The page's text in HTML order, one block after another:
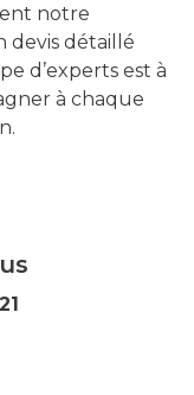
notre
devis détaillé
d’experts est à
à chaque